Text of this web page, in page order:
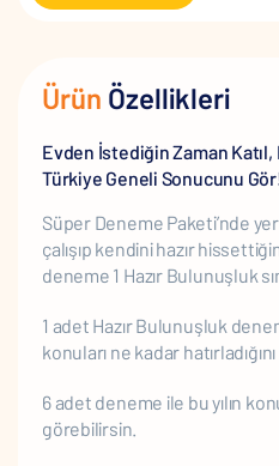
Ürün Özellikleri
Evden İstediğin Zaman
Türkiye Geneli Sonucunu
Süper Deneme Paketi’nde
çalışıp kendini hazır
deneme 1 Hazır Bulunuşluk
1 adet Hazır Bulunuşluk
konuları ne kadar
6 adet deneme ile bu yılın
görebilirsin.